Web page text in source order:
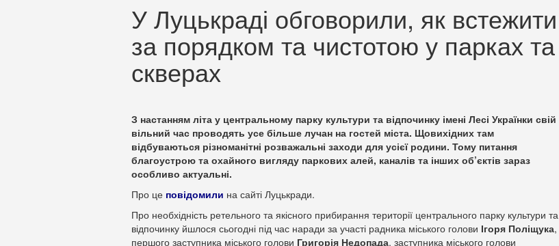
У Луцькраді обговорили, як встежити
за порядком та чистотою у парках та
скверах
З настанням літа у центральному парку культури та відпочинку імені Лесі Українки свій
вільний час проводять усе більше лучан на гостей міста. Щовихідних там
відбуваються різноманітні розважальні заходи для усієї родини. Тому питання
благоустрою та охайного вигляду паркових алей, каналів та інших об’єктів зараз
особливо актуальні.
Про це повідомили на сайті Луцькради.
Про необхідність ретельного та якісного прибирання території центрального парку культури та
відпочинку йшлося сьогодні під час наради за участі радника міського голови Ігоря Поліщука,
першого заступника міського голови Григорія Недопада, заступника міського голови